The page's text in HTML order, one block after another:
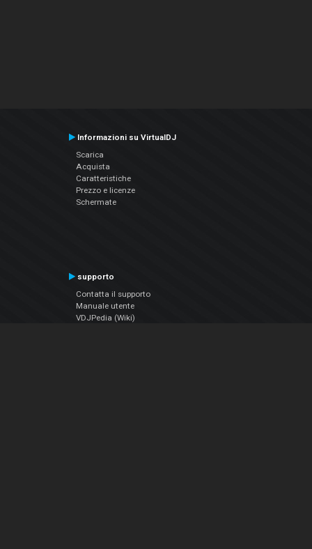
Informazioni su VirtualDJ
Scarica
Acquista
Caratteristiche
Prezzo e licenze
Schermate
supporto
Contatta il supporto
Manuale utente
VDJPedia (Wiki)